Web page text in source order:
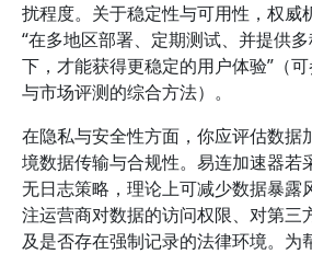
扰程度。关于稳定性与可用性，权威
“在多地区部署、定期测试、并提供
下，才能获得更稳定的用户体验”（
与市场评测的综合方法）。
在隐私与安全性方面，你应评估数据
境数据传输与合规性。易连加速器若
无日志策略，理论上可减少数据暴露
注运营商对数据的访问权限、对第三
及是否存在强制记录的法律环境。为